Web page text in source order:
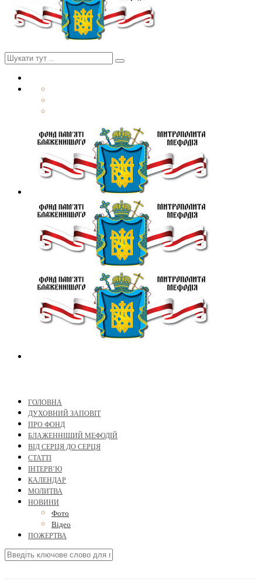
ГОЛОВНА
ДУХОВНИЙ ЗАПОВІТ
ПРО ФОНД
БЛАЖЕННІШИЙ МЕФОДІЙ
ВІД СЕРЦЯ ДО СЕРЦЯ
СТАТТІ
ІНТЕРВ’Ю
КАЛЕНДАР
МОЛИТВА
НОВИНИ
Фото
Відео
ПОЖЕРТВА